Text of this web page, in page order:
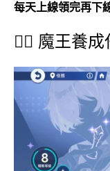
每天上線領完再下
🧙‍♀️ 魔王養成